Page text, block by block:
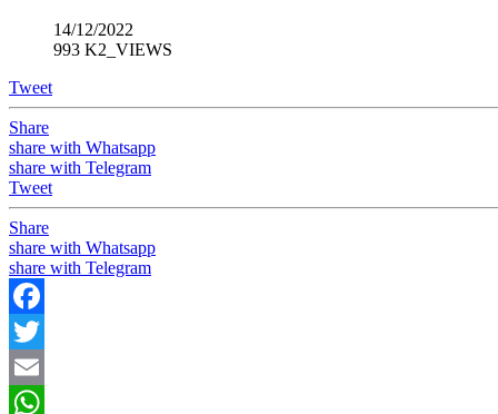
14/12/2022
993 K2_VIEWS
Tweet
Share
share with Whatsapp
share with Telegram
Tweet
Share
share with Whatsapp
share with Telegram
Facebook
Twitter
Email